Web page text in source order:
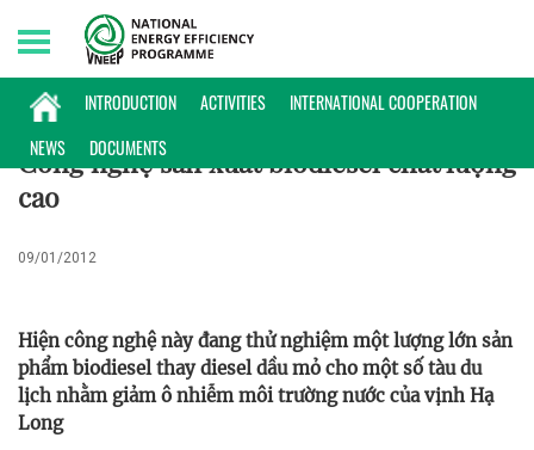
INTRODUCTION ACTIVITIES
INTERNATIONAL COOPERATION
NEWS
DOCUMENTS
Saturday, 08/08/2026 | 02:50 GMT+7
KHOA HỌC CÔNG NGHỆ
Công nghệ sản xuất biodiesel chất lượng
cao
09/01/2012
Hiện công nghệ này đang thử nghiệm một lượng lớn sản
phẩm biodiesel thay diesel dầu mỏ cho một số tàu du
lịch nhằm giảm ô nhiễm môi trường nước của vịnh Hạ
Long